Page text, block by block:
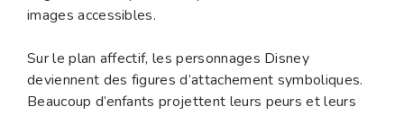
images accessibles.
Sur le plan affectif, les personnages Disney
deviennent des figures d’attachement symboliques.
Beaucoup d’enfants projettent leurs peurs et leurs